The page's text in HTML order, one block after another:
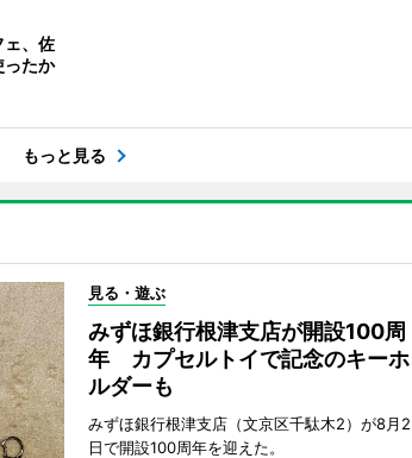
ェ、佐
ったか
もっと見る
見る・遊ぶ
みずほ銀行根津支店が開設100周
年 カプセルトイで記念のキーホ
ルダーも
みずほ銀行根津支店（文京区千駄木2）が8月2
日で開設100周年を迎えた。